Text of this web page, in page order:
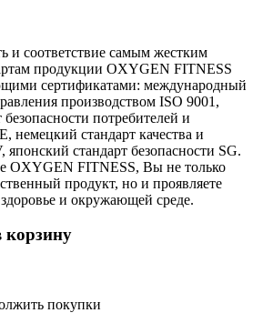
и соответствие самым жестким
продукции OXYGEN FITNESS
сертификатами: международный
производством ISO 9001,
потребителей и
немецкий стандарт качества и
японский стандарт безопасности SG.
OXYGEN FITNESS, Вы не только
продукт, но и проявляете
и окружающей среде.
корзину
покупки